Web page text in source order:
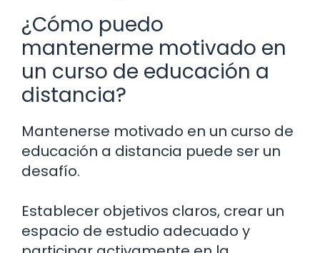
¿Cómo puedo
mantenerme motivado en
un curso de educación a
distancia?
Mantenerse motivado en un curso de
educación a distancia puede ser un
desafío.
Establecer objetivos claros, crear un
espacio de estudio adecuado y